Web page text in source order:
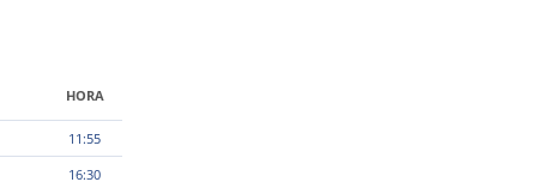
HORA
11:55
16:30